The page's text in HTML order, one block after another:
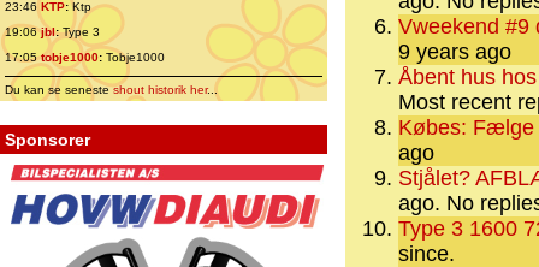
23:46 KTP:Ktp
19:06jbl:Type 3
17:05tobje1000: Tobje1000
Du kan se senesteshout historik her...
Sponsorer
Vweekend #9
9 years ago
Åbent hus
Most recent
Købes: Fælge
ago
Stjålet?
ago. No
Type 3 1600
since.